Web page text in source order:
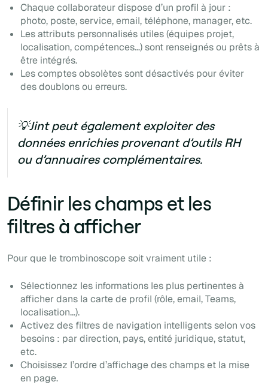
Chaque collaborateur dispose d’un profil à jour :
photo, poste, service, email, téléphone, manager, etc.
Les attributs personnalisés utiles (équipes projet,
localisation, compétences…) sont renseignés ou prêts à
être intégrés.
Les comptes obsolètes sont désactivés pour éviter
des doublons ou erreurs.
💡Jint peut également exploiter des
données enrichies provenant d’outils RH
ou d’annuaires complémentaires.
Définir les champs et les
filtres à afficher‍
Pour que le trombinoscope soit vraiment utile :
Sélectionnez les informations les plus pertinentes à
afficher dans la carte de profil (rôle, email, Teams,
localisation…).
Activez des filtres de navigation intelligents selon vos
besoins : par direction, pays, entité juridique, statut,
etc.
Choisissez l’ordre d’affichage des champs et la mise
en page.